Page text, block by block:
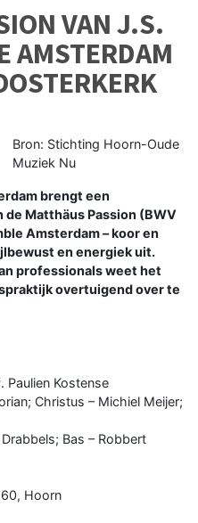
VAN J.S.
AMSTERDAM
Bron: Stichting Hoorn-Oude
Muziek Nu
brengt een
Matthäus Passion (BWV
Amsterdam – koor en
en energiek uit.
professionals weet het
overtuigend over te
Paulien Kostense
Christus – Michiel Meijer;
Bas – Robbert
Hoorn